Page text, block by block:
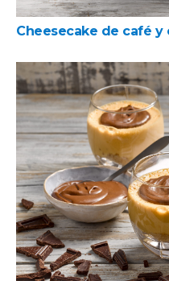
Cheesecake de café